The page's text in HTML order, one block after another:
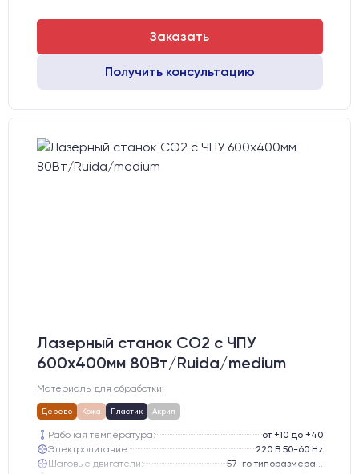
Заказать
Получить консультацию
Лазерный станок CO2 c ЧПУ
600х400мм 80Вт/Ruida/medium
Материалы для обработки:
Дерево Кожа Пластик Акрил
Рабочая температура:
от +10 до +40
Электропитание:
220 В 50-60 Hz
Шаговые двигатели: